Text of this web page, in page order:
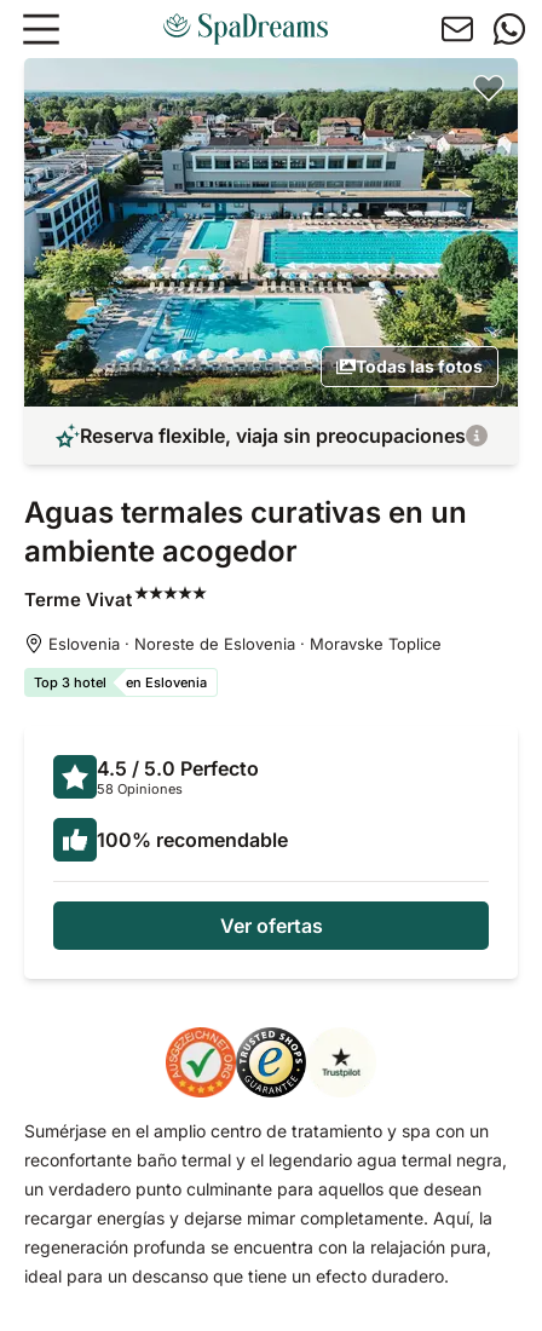
Ir al contenido principal
Todas las fotos
Reserva flexible, viaja sin preocupaciones
Aguas termales curativas en un
ambiente acogedor
Terme Vivat
Eslovenia · Noreste de Eslovenia · Moravske Toplice
Top 3 hotel en Eslovenia
4.5 / 5.0 Perfecto
58 Opiniones
100% recomendable
Ver ofertas
Sumérjase en el amplio centro de tratamiento y spa con un
reconfortante baño termal y el legendario agua termal negra,
un verdadero punto culminante para aquellos que desean
recargar energías y dejarse mimar completamente. Aquí, la
regeneración profunda se encuentra con la relajación pura,
ideal para un descanso que tiene un efecto duradero.